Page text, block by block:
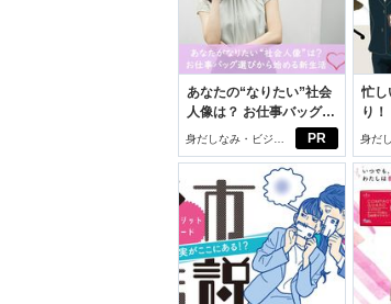
PR
あなたの“なりたい”社会
人像は？ お仕事バッグ選
びから始める新生活
身だしなみ・ビジネ
スアイテム
忙し
り
じ
イ
身だ
スア